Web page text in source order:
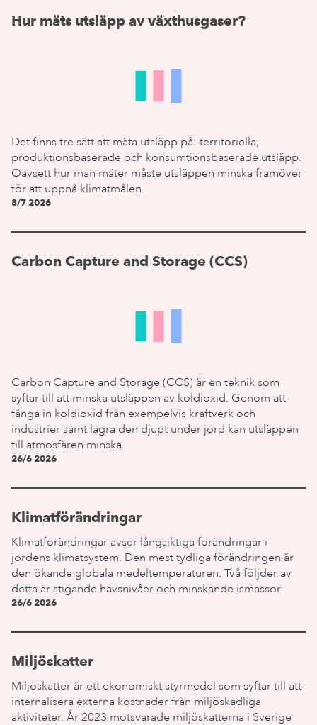
Hur mäts utsläpp av växthusgaser?
Det finns tre sätt att mäta utsläpp på: territoriella,
produktionsbaserade och konsumtionsbaserade utsläpp.
Oavsett hur man mäter måste utsläppen minska framöver
för att uppnå klimatmålen.
8/7 2026
Carbon Capture and Storage (CCS)
Carbon Capture and Storage (CCS) är en teknik som
syftar till att minska utsläppen av koldioxid. Genom att
fånga in koldioxid från exempelvis kraftverk och
industrier samt lagra den djupt under jord kan utsläppen
till atmosfären minska.
26/6 2026
Klimatförändringar
Klimatförändringar avser långsiktiga förändringar i
jordens klimatsystem. Den mest tydliga förändringen är
den ökande globala medeltemperaturen. Två följder av
detta är stigande havsnivåer och minskande ismassor.
26/6 2026
Miljöskatter
Miljöskatter är ett ekonomiskt styrmedel som syftar till att
internalisera externa kostnader från miljöskadliga
aktiviteter. År 2023 motsvarade miljöskatterna i Sverige